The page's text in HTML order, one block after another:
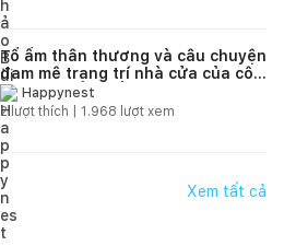
Tổ ấm thân thương và câu chuyện
đam mê trang trí nhà cửa của cô
dâu Việt lấy chồng xa xứ
Happynest
2lượt thích | 1.968 lượt xem
Xem tất cả